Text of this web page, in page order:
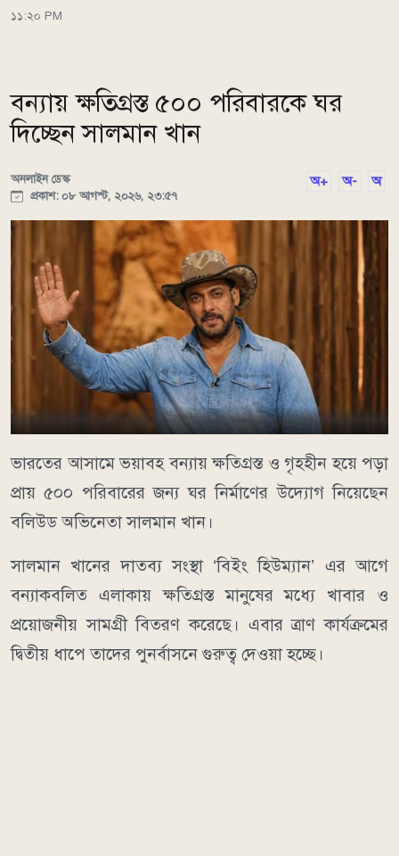
১১:২০ PM
বন্যায় ক্ষতিগ্রস্ত ৫০০ পরিবারকে ঘর
দিচ্ছেন সালমান খান
অনলাইন ডেস্ক
প্রকাশ: ০৮ আগস্ট, ২০২৬, ২৩:৫৭
অ+ অ- অ
ভারতের আসামে ভয়াবহ বন্যায় ক্ষতিগ্রস্ত ও গৃহহীন হয়ে পড়া
প্রায় ৫০০ পরিবারের জন্য ঘর নির্মাণের উদ্যোগ নিয়েছেন
বলিউড অভিনেতা সালমান খান।
সালমান খানের দাতব্য সংস্থা ‘বিইং হিউম্যান’ এর আগে
বন্যাকবলিত এলাকায় ক্ষতিগ্রস্ত মানুষের মধ্যে খাবার ও
প্রয়োজনীয় সামগ্রী বিতরণ করেছে। এবার ত্রাণ কার্যক্রমের
দ্বিতীয় ধাপে তাদের পুনর্বাসনে গুরুত্ব দেওয়া হচ্ছে।